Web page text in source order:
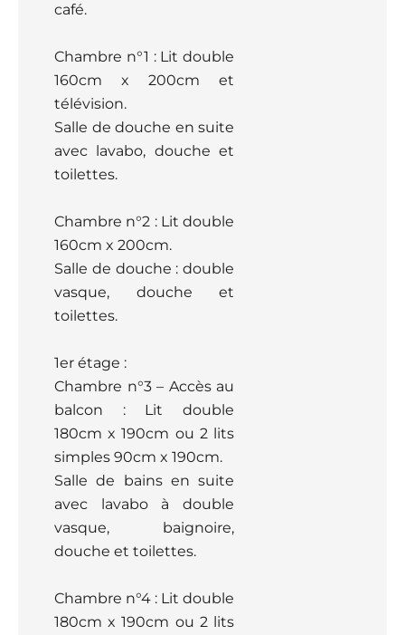
café.
Chambre n°1 : Lit double
160cm x 200cm et
télévision.
Salle de douche en suite
avec lavabo, douche et
toilettes.
Chambre n°2 : Lit double
160cm x 200cm.
Salle de douche : double
vasque, douche et
toilettes.
1er étage :
Chambre n°3 – Accès au
balcon : Lit double
180cm x 190cm ou 2 lits
simples 90cm x 190cm.
Salle de bains en suite
avec lavabo à double
vasque, baignoire,
douche et toilettes.
Chambre n°4 : Lit double
180cm x 190cm ou 2 lits